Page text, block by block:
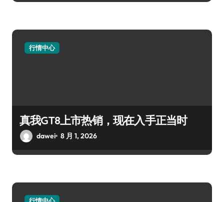
行情中心
真我GT8上市热销，现在入手正当时
dawei 8 月 1, 2026